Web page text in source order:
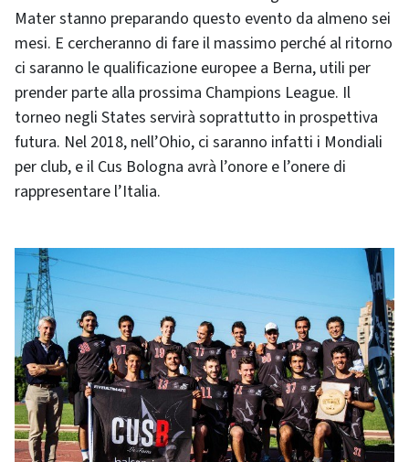
Mater stanno preparando questo evento da almeno sei
mesi. E cercheranno di fare il massimo perché al ritorno
ci saranno le qualificazione europee a Berna, utili per
prender parte alla prossima Champions League. Il
torneo negli States servirà soprattutto in prospettiva
futura. Nel 2018, nell’Ohio, ci saranno infatti i Mondiali
per club, e il Cus Bologna avrà l’onore e l’onere di
rappresentare l’Italia.